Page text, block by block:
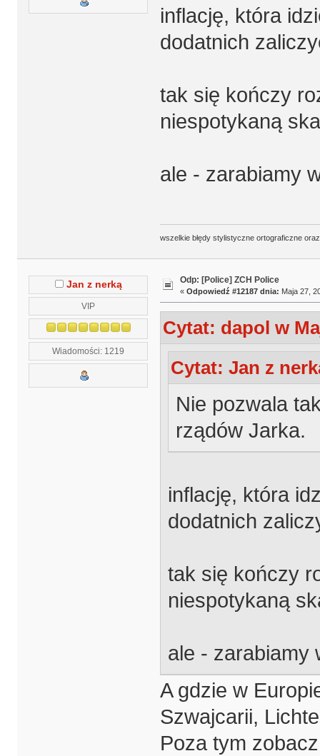
inflację, która
dodatnich
tak się kończy
niespotykaną
ale - zarabiamy
wszelkie błędy stylistyczne ortograficzne
Jan z nerką
VIP
Wiadomości: 1219
Odp: [Police] ZCH Police
« Odpowiedź #12187 dnia: Maja 27,
Cytat: dapol w
Cytat: Jan z
Nie pozwala
rządów Jarka.
inflację, która
dodatnich
tak się kończy
niespotykaną
ale - zarabiamy
A gdzie w
Szwajcarii,
Poza tym